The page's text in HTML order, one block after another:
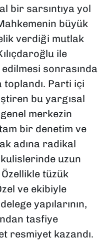
bir sarsıntıya yol
büyük
verdiği mutlak
ile
sonrasında
toplandı. Parti içi
bu yargısal
merkezin
bir denetim ve
adına radikal
uzun
tüzük
ve ekibiyle
yapılarının,
tasfiye
resmiyet kazandı.